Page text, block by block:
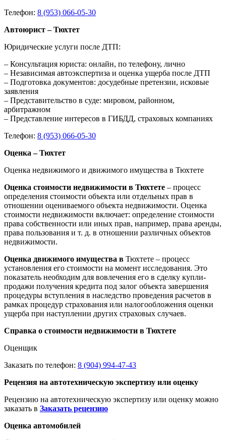
Телефон: 8 (953) 066-05-30
Автоюрист – Тюхтет
Юридические услуги после ДТП:
– Консультация юриста: онлайн, по телефону, лично
– Независимая автоэкспертиза и оценка ущерба после ДТП
– Подготовка документов: досудебные претензии, исковые
заявления
– Представительство в суде: мировом, районном,
арбитражном
– Представление интересов в ГИБДД, страховых компаниях
Телефон: 8 (953) 066-05-30
Оценка – Тюхтет
Оценка недвижимого и движимого имущества в Тюхтете
Оценка стоимости недвижимости в Тюхтете – процесс
определения стоимости объекта или отдельных прав в
отношении оцениваемого объекта недвижимости. Оценка
стоимости недвижимости включает: определение стоимости
права собственности или иных прав, например, права аренды,
права пользования и т. д. в отношении различных объектов
недвижимости.
Оценка движимого имущества в Тюхтете – процесс
установления его стоимости на момент исследования. Это
показатель необходим для вовлечения его в сделку купли-
продажи получения кредита под залог объекта завершения
процедуры вступления в наследство проведения расчетов в
рамках процедур страхования или налогообложения оценки
ущерба при наступлении других страховых случаев.
Справка о стоимости недвижимости в Тюхтете
Оценщик
Заказать по телефон: 8 (904) 994-47-43
Рецензия на автотехническую экспертизу или оценку
Рецензию на автотехническую экспертизу или оценку можно
заказать в Заказать рецензию
Оценка автомобилей